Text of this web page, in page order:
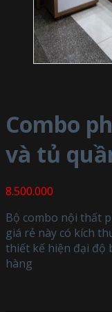
Combo
và tủ
8.500.000
Bộ combo nội thất
giá rẻ này có kích
thiết kế hiện đại độ
hàng